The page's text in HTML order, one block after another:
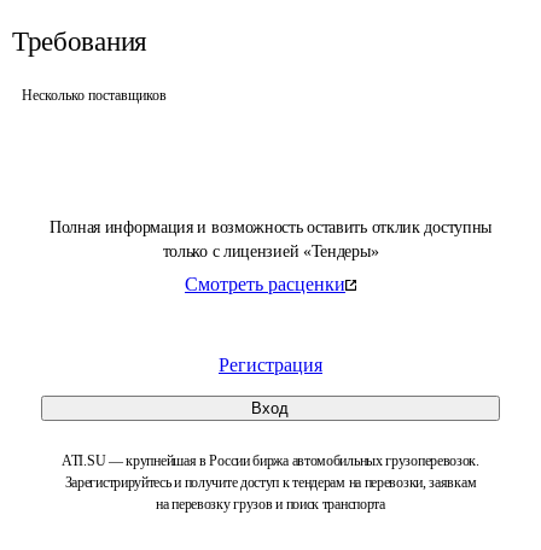
Полная информация и возможность оставить отклик доступны
только с лицензией «Тендеры»
Смотреть расценки
Регистрация
Вход
ATI.SU — крупнейшая в России биржа автомобильных грузоперевозок.
Зарегистрируйтесь и получите доступ к тендерам на перевозки, заявкам
на перевозку грузов и поиск транспорта
Требования
Несколько поставщиков